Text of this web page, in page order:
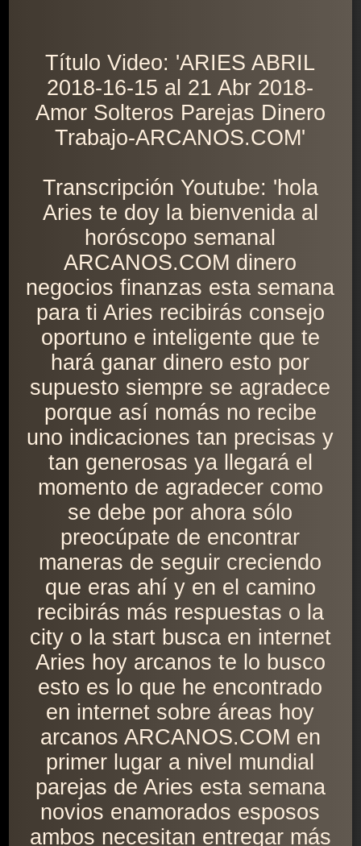
Título Video: 'ARIES ABRIL
2018-16-15 al 21 Abr 2018-
Amor Solteros Parejas Dinero
Trabajo-ARCANOS.COM'
Transcripción Youtube: 'hola
Aries te doy la bienvenida al
horóscopo semanal
ARCANOS.COM dinero
negocios finanzas esta semana
para ti Aries recibirás consejo
oportuno e inteligente que te
hará ganar dinero esto por
supuesto siempre se agradece
porque así nomás no recibe
uno indicaciones tan precisas y
tan generosas ya llegará el
momento de agradecer como
se debe por ahora sólo
preocúpate de encontrar
maneras de seguir creciendo
que eras ahí y en el camino
recibirás más respuestas o la
city o la start busca en internet
Aries hoy arcanos te lo busco
esto es lo que he encontrado
en internet sobre áreas hoy
arcanos ARCANOS.COM en
primer lugar a nivel mundial
parejas de Aries esta semana
novios enamorados esposos
ambos necesitan entregar más